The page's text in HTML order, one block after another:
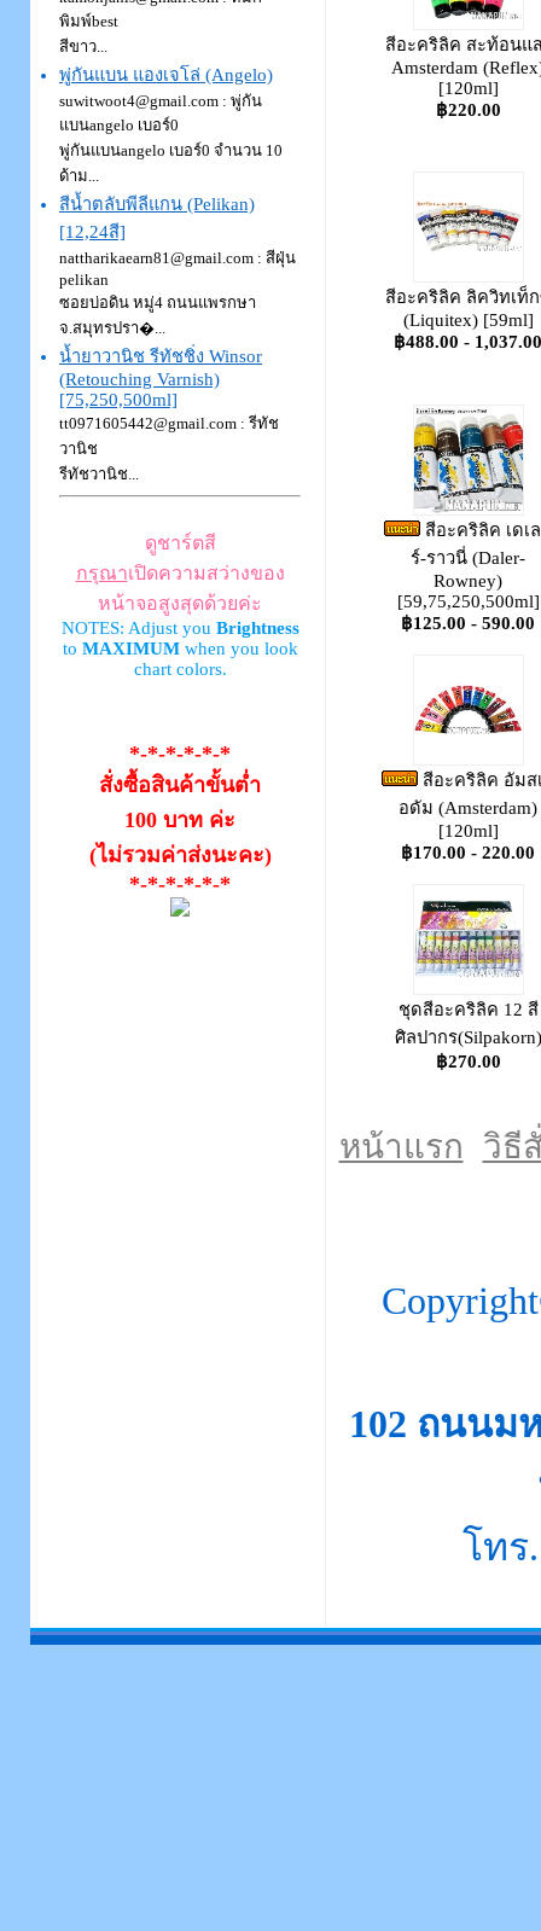
พิมพ์best
สีขาว...
พู่กันแบน แองเจโล่ (Angelo)
suwitwoot4@gmail.com : พู่กัน
แบนangelo เบอร์0
พู่กันแบนangelo เบอร์0 จำนวน 10
ด้าม...
สีน้ำตลับพีลีแกน (Pelikan)
[12,24สี]
nattharikaearn81@gmail.com : สีฝุ่น
pelikan
ซอยบ่อดิน หมู่4 ถนนแพรกษา
จ.สมุทรปรา�...
น้ำยาวานิช รีทัชชิ่ง Winsor
(Retouching Varnish)
[75,250,500ml]
tt0971605442@gmail.com : รีทัช
วานิช
รีทัชวานิช...
ดูชาร์ตสี
กรุณาเปิดความสว่างของ
หน้าจอสูงสุดด้วยค่ะ
NOTES: Adjust you Brightness
to MAXIMUMwhen you look
chart colors.
*-*-*-*-*-*
สั่งซื้อสินค้าขั้นต่ำ
100 บาท ค่ะ
(ไม่รวมค่าส่งนะคะ)
*-*-*-*-*-*
สีอะคริลิค สะท้อนแ
Amsterdam
[120ml]
฿220.00
สีอะคริลิค ลิควิทเท็
(Liquitex) [59ml]
฿488.00 - 1,037.00
สีอะคริลิค เดเ
ร์-ราวนี่ (Daler-
Rowney)
[59,75,250,500ml]
฿125.00 - 590.00
สีอะคริลิค อัมส
อดัม (Amsterdam)
[120ml]
฿170.00 - 220.00
ชุดสีอะคริลิค 12 สี
ศิลปากร(Silpakorn)
฿270.00
หน้าแรก วิธี
102 ถนนม
โทร